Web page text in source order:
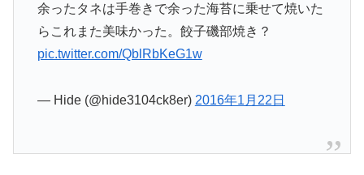
余ったタネは手巻きで余った海苔に乗せて焼いた
らこれまた美味かった。餃子磯部焼き？
pic.twitter.com/QblRbKeG1w
— Hide (@hide3104ck8er) 2016年1月22日